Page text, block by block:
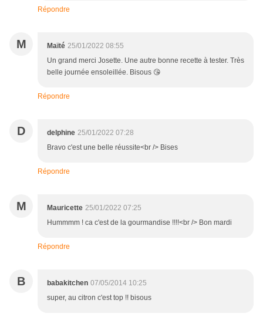
Répondre
M Maïté 25/01/2022 08:55
Un grand merci Josette. Une autre bonne recette à tester. Très
belle journée ensoleillée. Bisous 😘
Répondre
D delphine 25/01/2022 07:28
Bravo c'est une belle réussite<br /> Bises
Répondre
M Mauricette 25/01/2022 07:25
Hummmm ! ca c'est de la gourmandise !!!!<br /> Bon mardi
Répondre
B babakitchen 07/05/2014 10:25
super, au citron c'est top !! bisous